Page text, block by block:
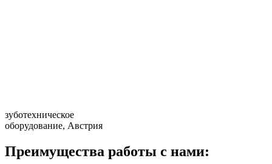
зуботехническое
оборудование, Австрия
Преимущества работы с нами: